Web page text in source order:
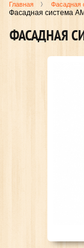
Главная Фасадная
Фасадная система
ФАСАДНАЯ